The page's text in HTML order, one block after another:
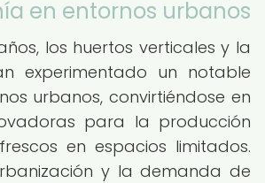
en entornos urbanos
los huertos verticales y la
experimentado un notable
urbanos, convirtiéndose en
para la producción
en espacios limitados.
y la demanda de